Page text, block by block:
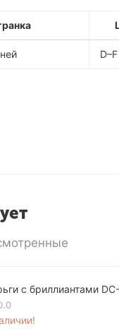
D–F
с бриллиантами